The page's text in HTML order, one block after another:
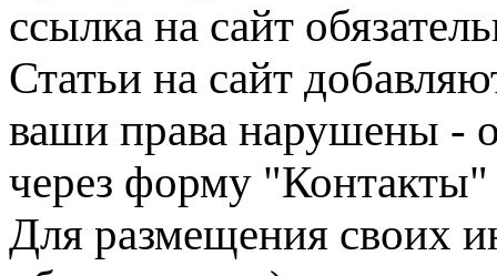
ссылка на сайт
Статьи на сайт
ваши права нарушены -
через форму "Контакты"
Для размещения своих